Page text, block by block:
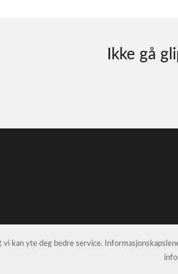
Ikke gå
kan yte deg bedre service.